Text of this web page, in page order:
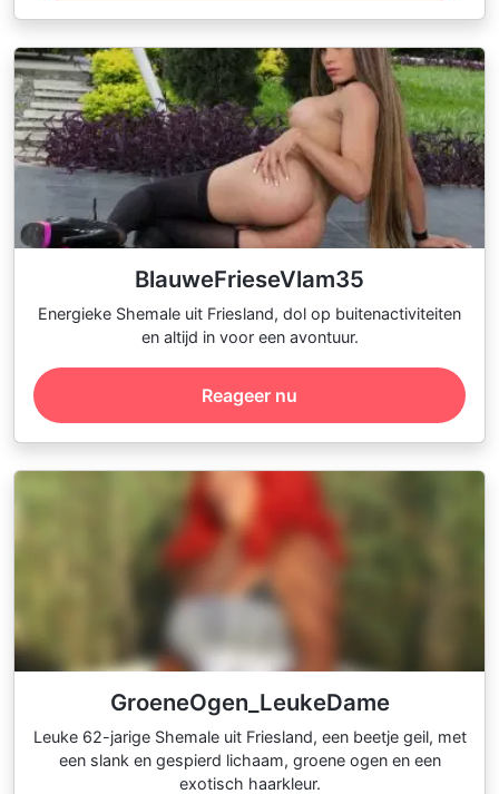
BlauweFrieseVlam35
Energieke Shemale uit Friesland, dol op buitenactiviteiten
en altijd in voor een avontuur.
Reageer nu
GroeneOgen_LeukeDame
Leuke 62-jarige Shemale uit Friesland, een beetje geil, met
een slank en gespierd lichaam, groene ogen en een
exotisch haarkleur.